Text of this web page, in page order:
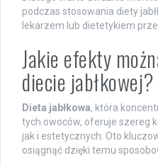
podczas stosowania diety
lekarzem lub dietetykiem
Jakie efekty
diecie jabłkowej?
Dieta jabłkowa, która
tych owoców, oferuje szereg
jak i estetycznych. Oto
osiągnąć dzięki temu